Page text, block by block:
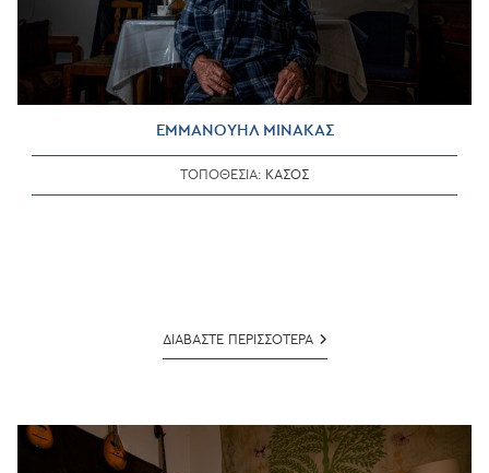
ΕΜΜΑΝΟΥΗΛ ΜΙΝΑΚΑΣ
ΤΟΠΟΘΕΣΙΑ: ΚΑΣΟΣ
ΔΙΑΒΑΣΤΕ ΠΕΡΙΣΣΟΤΕΡΑΕΜΜΑΝΟΥΗΛ
ΜΙΝΑΚΑΣ